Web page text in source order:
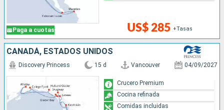
Paga a cuotas US$ 285 +Tasas
CANADÁ, ESTADOS UNIDOS
Discovery Princess 15 d Vancouver 04/09/2027
Crucero Premium
Cocina refinada
Comidas incluidas